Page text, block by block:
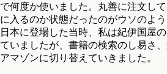
で何度か使いました。丸善に注文し
に入るのか状態だったのがウソのよ
日本に登場した当時、私は紀伊国屋
ていましたが、書籍の検索のし易さ
アマゾンに切り替えていきました。